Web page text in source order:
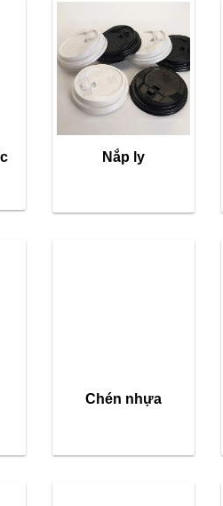
Nắp ly
Chén nhựa